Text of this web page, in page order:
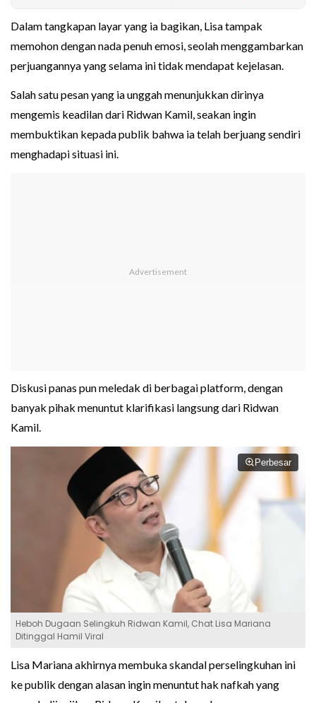
Dalam tangkapan layar yang ia bagikan, Lisa tampak
memohon dengan nada penuh emosi, seolah menggambarkan
perjuangannya yang selama ini tidak mendapat kejelasan.
Salah satu pesan yang ia unggah menunjukkan dirinya
mengemis keadilan dari Ridwan Kamil, seakan ingin
membuktikan kepada publik bahwa ia telah berjuang sendiri
menghadapi situasi ini.
Diskusi panas pun meledak di berbagai platform, dengan
banyak pihak menuntut klarifikasi langsung dari Ridwan
Kamil.
Perbesar
Heboh Dugaan Selingkuh Ridwan Kamil, Chat Lisa Mariana
Ditinggal Hamil Viral
Lisa Mariana akhirnya membuka skandal perselingkuhan ini
ke publik dengan alasan ingin menuntut hak nafkah yang